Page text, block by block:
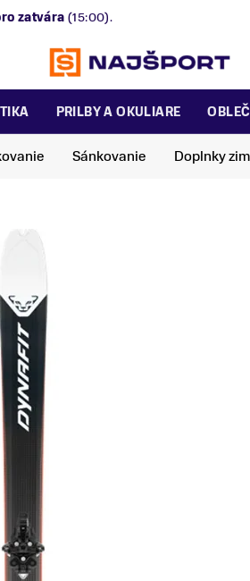
čoskoro zatvára
PRILBY A OKULIARE
Sánkovanie Doplnky